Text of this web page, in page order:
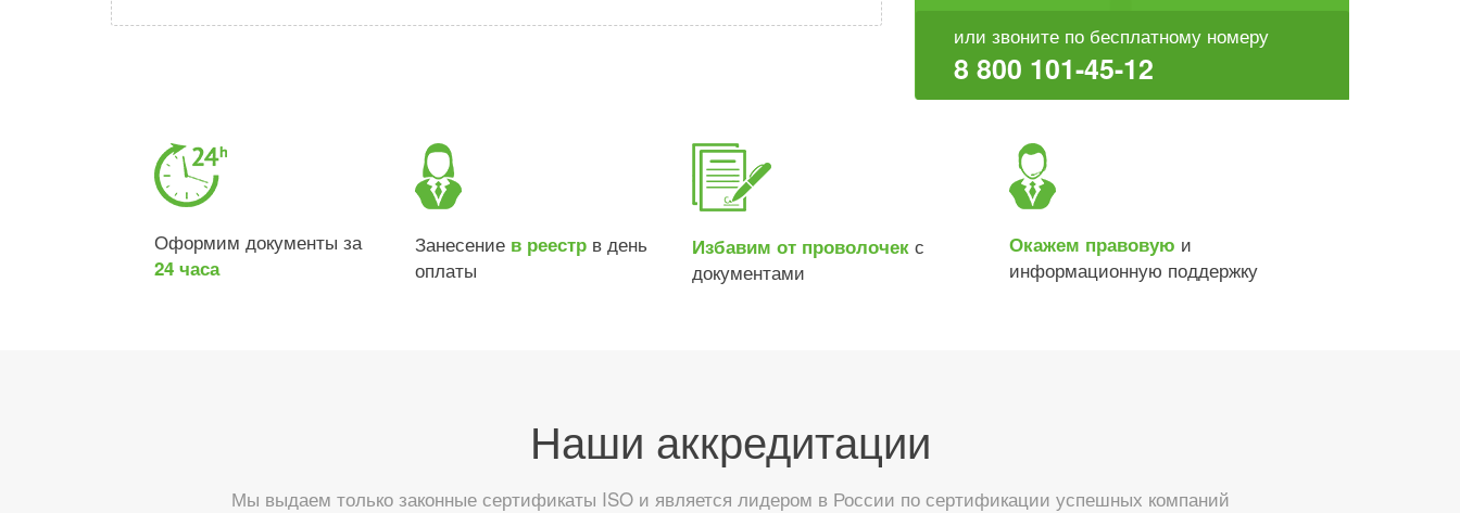
или звоните по бесплатному номеру
8 800 101-45-12
Оформим документы за
24 часа
Занесение в реестрв день
оплаты
Избавим от проволочекс
документами
Окажем правовую и
информационную поддержку
Наши аккредитации
Мы выдаем только законные сертификаты ISO и является лидером в России по сертификации успешных компаний